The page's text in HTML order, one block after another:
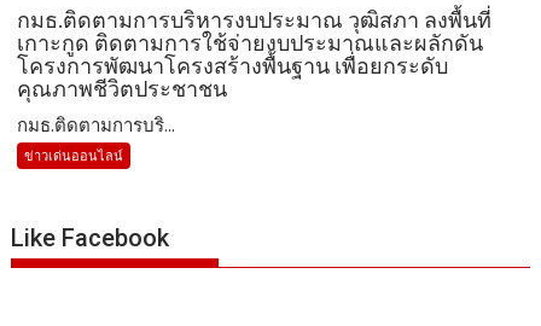
กมธ.ติดตามการบริหารงบประมาณ วุฒิสภา ลงพื้นที่
เกาะกูด ติดตามการใช้จ่ายงบประมาณและผลักดัน
โครงการพัฒนาโครงสร้างพื้นฐาน เพื่อยกระดับ
คุณภาพชีวิตประชาชน
กมธ.ติดตามการบริ...
ข่าวเด่นออนไลน์
Like Facebook